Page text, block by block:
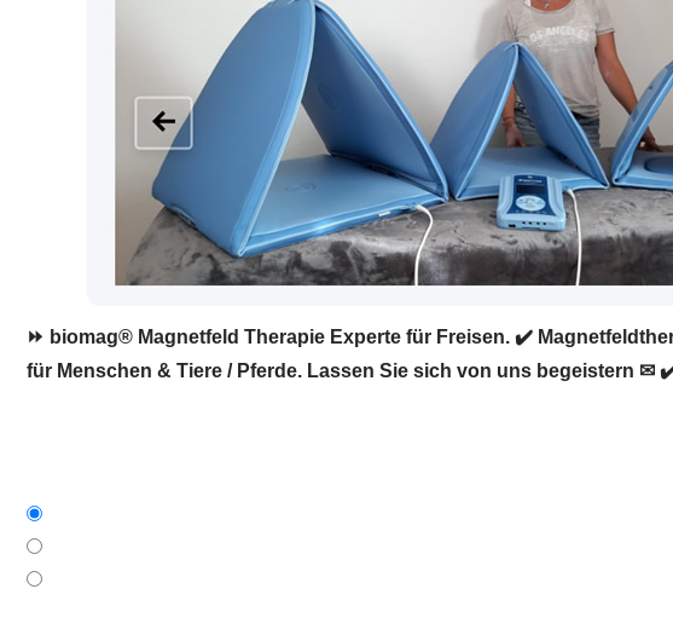
⏩ biomag® Magnetfeld Therapie Experte für Freisen. ✔️
für Menschen & Tiere / Pferde. Lassen Sie sich von uns begeistern ✉